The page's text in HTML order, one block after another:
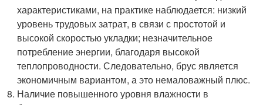
характеристиками, на практике наблюдается: низкий
уровень трудовых затрат, в связи с простотой и
высокой скоростью укладки; незначительное
потребление энергии, благодаря высокой
теплопроводности. Следовательно, брус является
экономичным вариантом, а это немаловажный плюс.
Наличие повышенного уровня влажности в